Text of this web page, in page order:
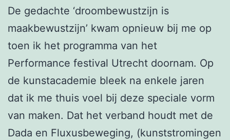
De gedachte ‘droombewustzijn is
maakbewustzijn’ kwam opnieuw bij me op
toen ik het programma van het
Performance festival Utrecht doornam. Op
de kunstacademie bleek na enkele jaren
dat ik me thuis voel bij deze speciale vorm
van maken. Dat het verband houdt met de
Dada en Fluxusbeweging, (kunststromingen